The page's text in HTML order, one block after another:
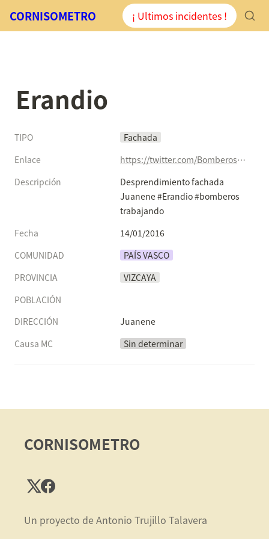
CORNISOMETRO ¡ Ultimos incidentes !
Erandio
TIPO
Fachada
Enlace
https://twitter.com/BomberosBizkaia/status/687679229635465216
Descripción
Desprendimiento fachada
Juanene #Erandio #bomberos
trabajando
Fecha
14/01/2016
COMUNIDAD
PAÍS VASCO
PROVINCIA
VIZCAYA
POBLACIÓN
DIRECCIÓN
Juanene
Causa MC
Sin determinar
CORNISOMETRO
Un proyecto de Antonio Trujillo Talavera